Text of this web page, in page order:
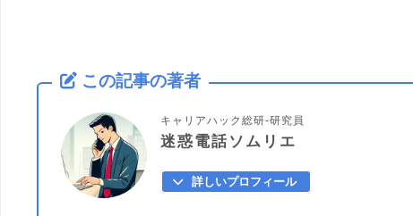
この記事の著者
キャリアハック総研-研究員
迷惑電話ソムリエ
詳しいプロフィール